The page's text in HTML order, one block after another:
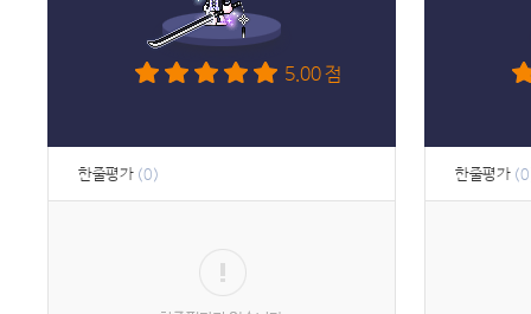
5.00 점
한줄평가 (0) 한줄평가